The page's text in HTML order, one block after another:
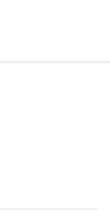
日のお買いも
り、売上の一部が